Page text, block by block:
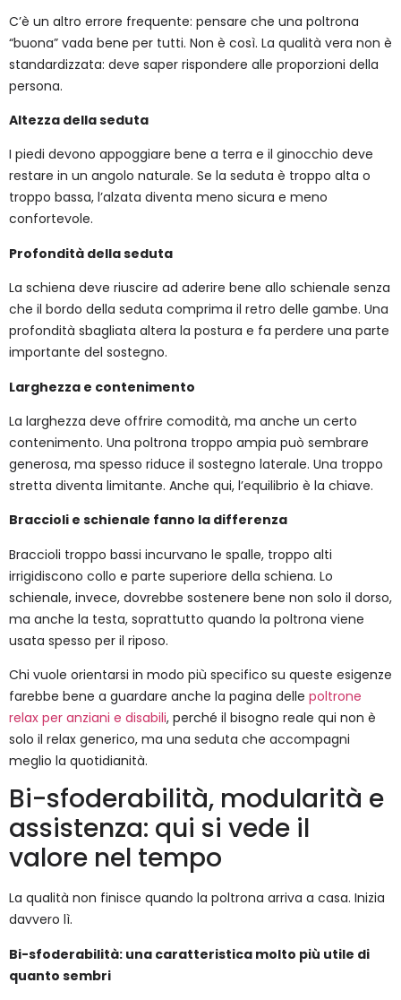
C’è un altro errore frequente: pensare che una poltrona
“buona” vada bene per tutti. Non è così. La qualità vera non è
standardizzata: deve saper rispondere alle proporzioni della
persona.
Altezza della seduta
I piedi devono appoggiare bene a terra e il ginocchio deve
restare in un angolo naturale. Se la seduta è troppo alta o
troppo bassa, l’alzata diventa meno sicura e meno
confortevole.
Profondità della seduta
La schiena deve riuscire ad aderire bene allo schienale senza
che il bordo della seduta comprima il retro delle gambe. Una
profondità sbagliata altera la postura e fa perdere una parte
importante del sostegno.
Larghezza e contenimento
La larghezza deve offrire comodità, ma anche un certo
contenimento. Una poltrona troppo ampia può sembrare
generosa, ma spesso riduce il sostegno laterale. Una troppo
stretta diventa limitante. Anche qui, l’equilibrio è la chiave.
Braccioli e schienale fanno la differenza
Braccioli troppo bassi incurvano le spalle, troppo alti
irrigidiscono collo e parte superiore della schiena. Lo
schienale, invece, dovrebbe sostenere bene non solo il dorso,
ma anche la testa, soprattutto quando la poltrona viene
usata spesso per il riposo.
Chi vuole orientarsi in modo più specifico su queste esigenze
farebbe bene a guardare anche la pagina delle poltrone
relax per anziani e disabili, perché il bisogno reale qui non è
solo il relax generico, ma una seduta che accompagni
meglio la quotidianità.
Bi-sfoderabilità, modularità e
assistenza: qui si vede il
valore nel tempo
La qualità non finisce quando la poltrona arriva a casa. Inizia
davvero lì.
Bi-sfoderabilità: una caratteristica molto più utile di
quanto sembri